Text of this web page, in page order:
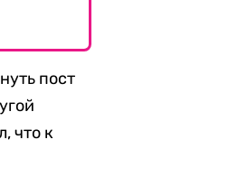
пост
что к